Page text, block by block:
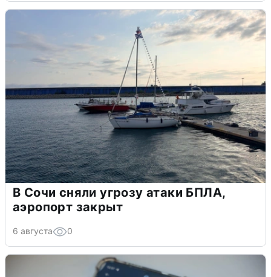
В Сочи сняли угрозу атаки БПЛА,
аэропорт закрыт
6 августа 0